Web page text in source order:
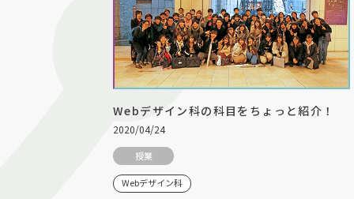
Webデザイン科の科目をちょっと紹介！
2020/04/24
授業
Webデザイン科